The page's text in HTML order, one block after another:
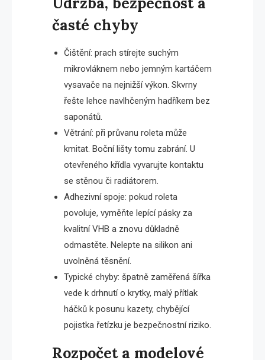
časté chyby
Čištění: prach stírejte suchým
mikrovláknem nebo jemným kartáčem
vysavače na nejnižší výkon. Skvrny
řešte lehce navlhčeným hadříkem bez
saponátů.
Větrání: při průvanu roleta může
kmitat. Boční lišty tomu zabrání. U
otevřeného křídla vyvarujte kontaktu
se stěnou či radiátorem.
Adhezivní spoje: pokud roleta
povoluje, vyměňte lepící pásky za
kvalitní VHB a znovu důkladně
odmastěte. Nelepte na silikon ani
uvolněná těsnění.
Typické chyby: špatně zaměřená šířka
vede k drhnutí o krytky, malý přítlak
háčků k posunu kazety, chybějící
pojistka řetízku je bezpečnostní riziko.
Rozpočet a modelové